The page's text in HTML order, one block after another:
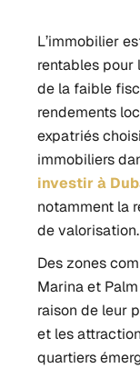
L’immobilier
rentables pour
de la faible
rendements
expatriés
immobiliers
investir à
notamment la
de valorisation.
Des zones
Marina et
raison de leur
et les
quartiers